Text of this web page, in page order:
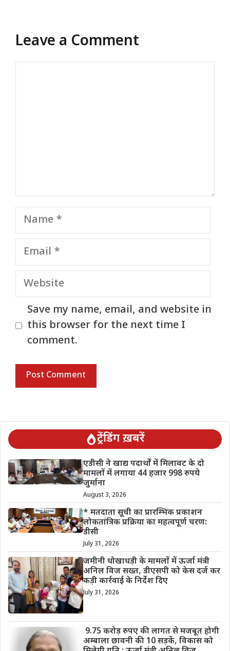
Leave a Comment
Name
Email
Website
Save my name, email, and website in
this browser for the next time I
comment.
ट्रेंडिंग ख़बरें
एडीसी ने खाद्य पदार्थों में मिलावट के दो
मामलों में लगाया 44 हजार 998 रुपये
जुर्माना
August 3, 2026
* मतदाता सूची का प्रारम्भिक प्रकाशन
लोकतांत्रिक प्रक्रिया का महत्वपूर्ण चरण:
डीसी
July 31, 2026
जमीनी धोखाधड़ी के मामलों में ऊर्जा मंत्री
अनिल विज सख्त, डीएसपी को केस दर्ज कर
कड़ी कार्रवाई के निर्देश दिए
July 31, 2026
9.75 करोड़ रुपए की लागत से मजबूत होगी
अम्बाला छावनी की 10 सड़कें, विकास को